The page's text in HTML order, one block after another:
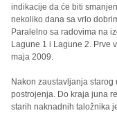
indikacije da će biti
nekoliko dana sa vrlo
Paralelno sa radovima na
Lagune 1 i Lagune 2. Prve
maja 2009.
Nakon zaustavljanja
postrojenja. Do kraja juna
starih naknadnih taložnika